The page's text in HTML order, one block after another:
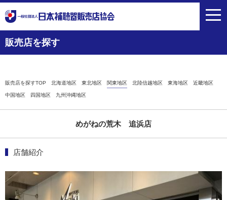
toggle
販売店を探す
販売店を探すTOP 北海道地区 東北地区 関東地区 北陸信越地区 東海地区 近畿地区
中国地区 四国地区 九州沖縄地区
めがねの荒木 追浜店
店舗紹介